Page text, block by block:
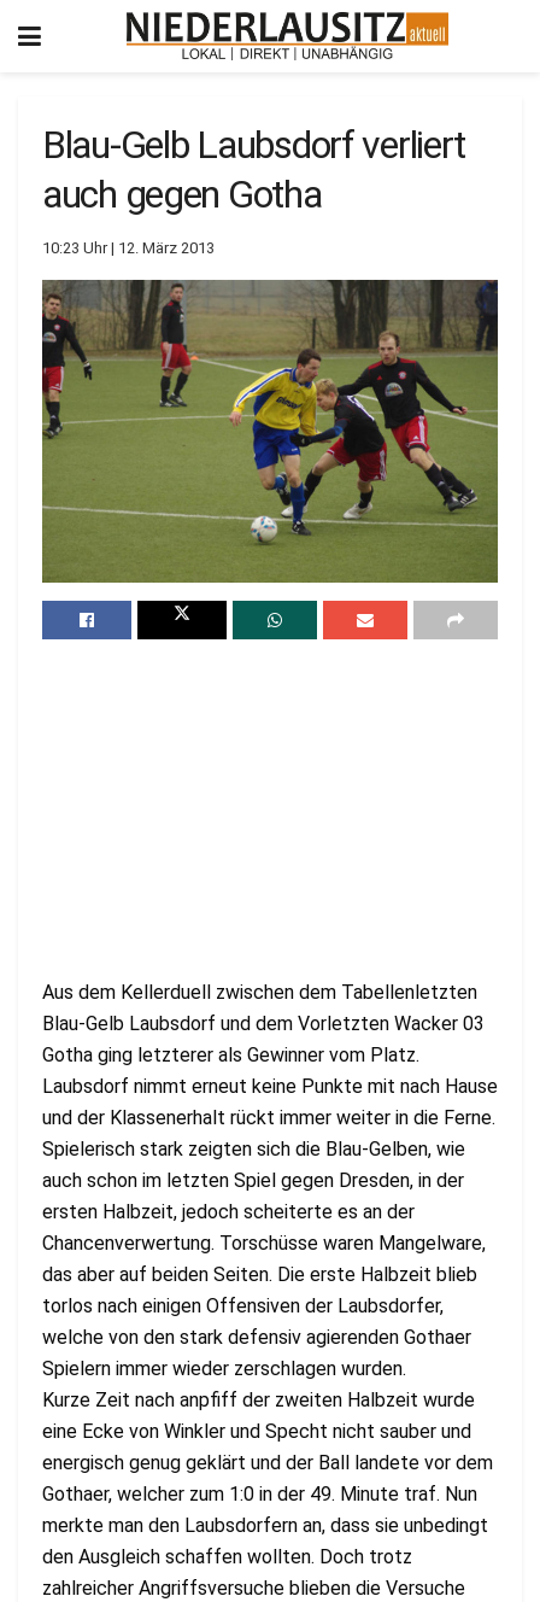
Blau-Gelb Laubsdorf verliert
auch gegen Gotha
10:23 Uhr | 12. März 2013
Aus dem Kellerduell zwischen dem Tabellenletzten
Blau-Gelb Laubsdorf und dem Vorletzten Wacker 03
Gotha ging letzterer als Gewinner vom Platz.
Laubsdorf nimmt erneut keine Punkte mit nach Hause
und der Klassenerhalt rückt immer weiter in die Ferne.
Spielerisch stark zeigten sich die Blau-Gelben, wie
auch schon im letzten Spiel gegen Dresden, in der
ersten Halbzeit, jedoch scheiterte es an der
Chancenverwertung. Torschüsse waren Mangelware,
das aber auf beiden Seiten. Die erste Halbzeit blieb
torlos nach einigen Offensiven der Laubsdorfer,
welche von den stark defensiv agierenden Gothaer
Spielern immer wieder zerschlagen wurden.
Kurze Zeit nach anpfiff der zweiten Halbzeit wurde
eine Ecke von Winkler und Specht nicht sauber und
energisch genug geklärt und der Ball landete vor dem
Gothaer, welcher zum 1:0 in der 49. Minute traf. Nun
merkte man den Laubsdorfern an, dass sie unbedingt
den Ausgleich schaffen wollten. Doch trotz
zahlreicher Angriffsversuche blieben die Versuche